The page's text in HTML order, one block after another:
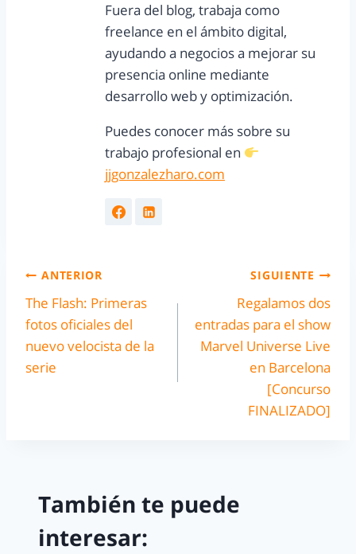
Fuera del blog, trabaja como
freelance en el ámbito digital,
ayudando a negocios a mejorar su
presencia online mediante
desarrollo web y optimización.
Puedes conocer más sobre su
trabajo profesional en
jjgonzalezharo.com
ANTERIOR
The Flash: Primeras
fotos oficiales del
nuevo velocista de la
serie
SIGUIENTE
Regalamos dos
entradas para el show
Marvel Universe Live
en Barcelona
[Concurso
FINALIZADO]
También te puede
interesar: